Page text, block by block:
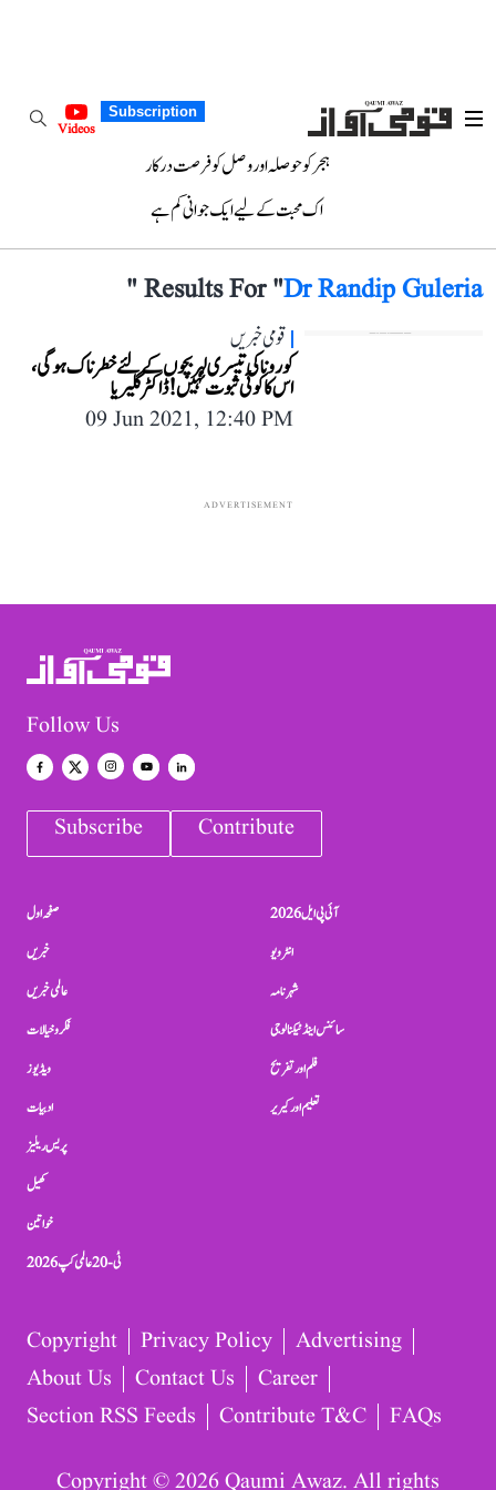
Subscription
Videos
ہجر کو حوصلہ اور وصل کو فرصت درکار
اک محبت کے لیے ایک جوانی کم ہے
Results For "Dr Randip Guleria
"
قومی خبریں
کورونا کی تیسری لہر بچوں کے لئے خطرناک ہوگی،
اس کا کوئی ثبوت نہیں! ڈاکٹر گلیریا
09 Jun 2021, 12:40 PM
ADVERTISEMENT
Follow Us
Subscribe Contribute
صفحہ اول
خبریں
عالمی خبریں
فکر و خیالات
ویڈیوز
ادبیات
پریس ریلیز
کھیل
خواتین
ٹی-20 عالمی کپ 2026
آئی پی ایل 2026
انٹرویو
شہرنامہ
سائنس اینڈ ٹیکنالوجی
فلم اور تفریح
تعلیم اور کیریر
Copyright Privacy Policy
Advertising
About Us
Contact Us
Career
Section RSS Feeds
Contribute T&C FAQs
Copyright © 2026 Qaumi Awaz. All rights